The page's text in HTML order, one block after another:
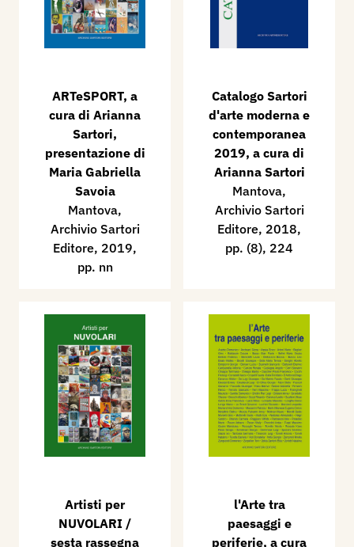
ARTeSPORT, a
cura di Arianna
Sartori,
presentazione di
Maria Gabriella
Savoia
Mantova,
Archivio Sartori
Editore, 2019,
pp. nn
Catalogo Sartori
d'arte moderna e
contemporanea
2019, a cura di
Arianna Sartori
Mantova,
Archivio Sartori
Editore, 2018,
pp. (8), 224
Artisti per
NUVOLARI /
sesta rassegna
l'Arte tra
paesaggi e
periferie, a cura